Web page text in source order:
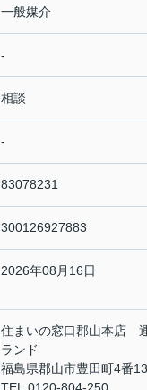
一般媒介
-
相談
-
83078231
300126927883
2026年08月16日
住まいの窓口郡山本店
ランド
福島県郡山市豊田町4番